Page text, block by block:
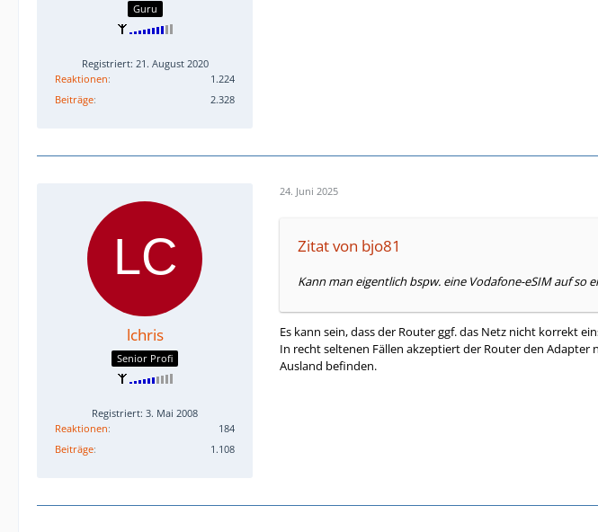
Guru
Registriert: 21. August 2020
Reaktionen
1.224
Beiträge
2.328
lchris
Senior Profi
Registriert: 3. Mai 2008
Reaktionen
184
Beiträge
1.108
24. Juni 2025
Zitat von bjo81
Kann man eigentlich bspw. eine Vodafone-eSIM auf so
Es kann sein, dass der Router ggf. das Netz nicht korrekt
In recht seltenen Fällen akzeptiert der Router den
Ausland befinden.